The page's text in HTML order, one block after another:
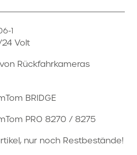
1
Volt
Rückfahrkameras
BRIDGE
PRO 8270 / 8275
nur noch Restbestände!